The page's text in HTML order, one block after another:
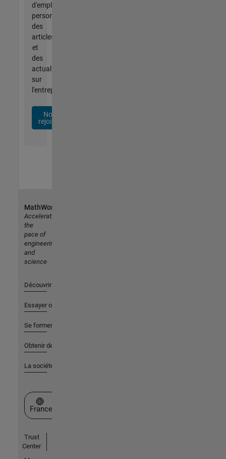
d'emploi
personnalisées,
des
articles
et
des
actualités
sur
l'entreprise.
Nous
rejoindre
MathWorks
Accelerating
the
pace of
engineering
and
science
Découvrir les produits
Essayer ou acheter
Se former
Obtenir de l'aide
La société
Sélectionner un site web
France
Trust
Center